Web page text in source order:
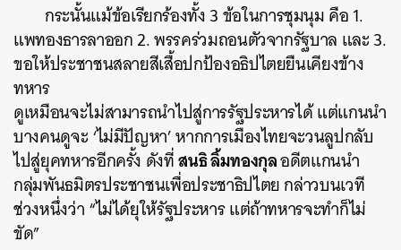
กระนั้นแม้ข้อเรียกร้องทั้ง 3 ข้อในการชุมนุมคือ 1.
แพทองธารลาออก 2. พรรคร่วมถอนตัวจากรัฐบาล และ 3.
ขอให้ประชาชนสลายสีเสื้อปกป้องอธิปไตยยืนเคียงข้าง
ทหาร
ดูเหมือนจะไม่สามารถนำไปสู่การรัฐประหารได้ แต่แกนนำ
บางคนดูจะ ‘ไม่มีปัญหา’ หากการเมืองไทยจะวนลูปกลับ
ไปสู่ยุคทหารอีกครั้ง ดังที่สนธิ ลิ้มทองกุลอดีตแกนนำ
กลุ่มพันธมิตรประชาชนเพื่อประชาธิปไตย กล่าวบนเวที
ช่วงหนึ่งว่า “ไม่ได้ยุให้รัฐประหาร แต่ถ้าทหารจะทำก็ไม่
ขัด”